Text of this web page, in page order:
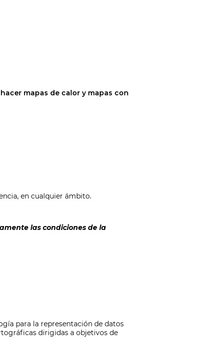
mapas de calor y mapas con
en cualquier ámbito.
las condiciones de la
para la representación de datos
dirigidas a objetivos de